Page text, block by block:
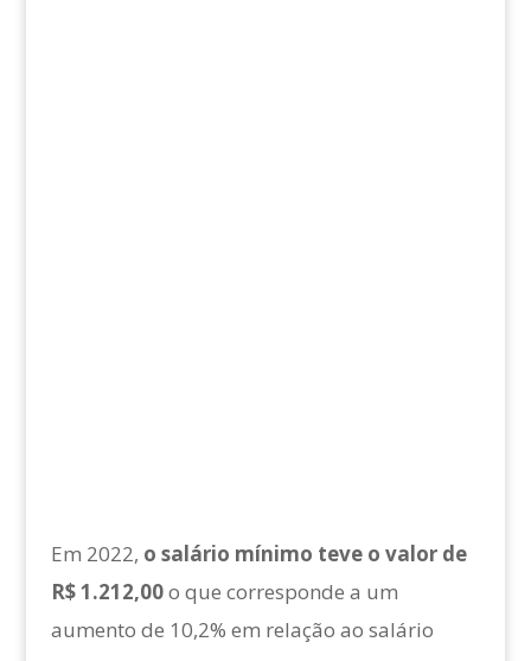
Em 2022, o salário mínimo teve o valor de
R$ 1.212,00o que corresponde a um
aumento de 10,2% em relação ao salário